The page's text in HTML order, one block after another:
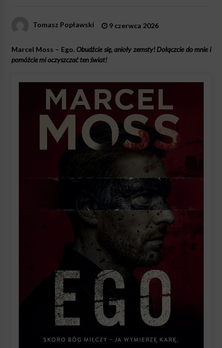
Tomasz Popławski 9 czerwca 2026
Marcel Moss – Ego. Obudźcie się, anioły zemsty! Dołączcie do mnie i
pomóżcie mi oczyszczać ten świat!